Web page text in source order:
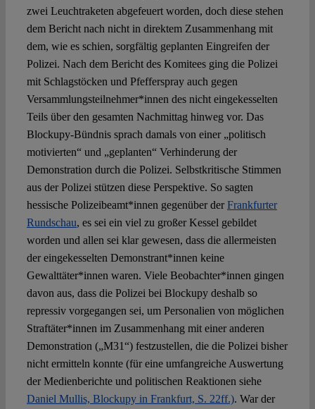
zwei Leuchtraketen abgefeuert worden, doch diese stehen
dem Bericht nach nicht in direktem Zusammenhang mit
dem, wie es schien, sorgfältig geplanten Eingreifen der
Polizei. Nach dem Bericht des Komitees ging die Polizei
mit Schlagstöcken und Pfefferspray auch gegen
Versammlungsteilnehmer*innen des nicht eingekesselten
Teils über den gesamten Nachmittag hinweg vor. Das
Blockupy-Bündnis sprach damals von einer „politisch
motivierten“ und „geplanten“ Verhinderung der
Demonstration durch die Polizei. Selbstkritische Stimmen
aus der Polizei stützen diese Perspektive. So sagten
hessische Polizeibeamt*innen gegenüber derFrankfurter
Rundschau, es sei ein viel zu großer Kessel gebildet
worden und allen sei klar gewesen, dass die allermeisten
der eingekesselten Demonstrant*innen keine
Gewalttäter*innen waren. Viele Beobachter*innen gingen
davon aus, dass die Polizei bei Blockupy deshalb so
repressiv vorgegangen sei, um Personalien von möglichen
Straftäter*innen im Zusammenhang mit einer anderen
Demonstration („M31“) festzustellen, die die Polizei bisher
nicht ermitteln konnte (für eine umfangreiche Auswertung
der Medienberichte und politischen Reaktionen siehe
Daniel Mullis, Blockupy in Frankfurt, S. 22ff.). War der